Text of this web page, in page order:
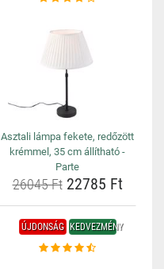
Asztali lámpa fekete, redőzött
krémmel, 35 cm állítható -
Parte
26045 Ft22785 Ft
ÚJDONSÁG KEDVEZMÉNY